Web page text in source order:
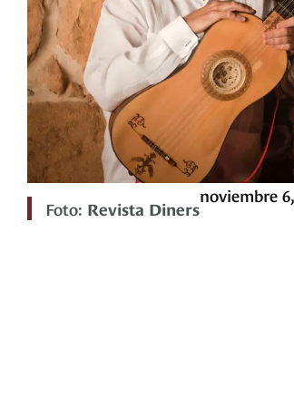
Foto: Revista Diners
noviembre